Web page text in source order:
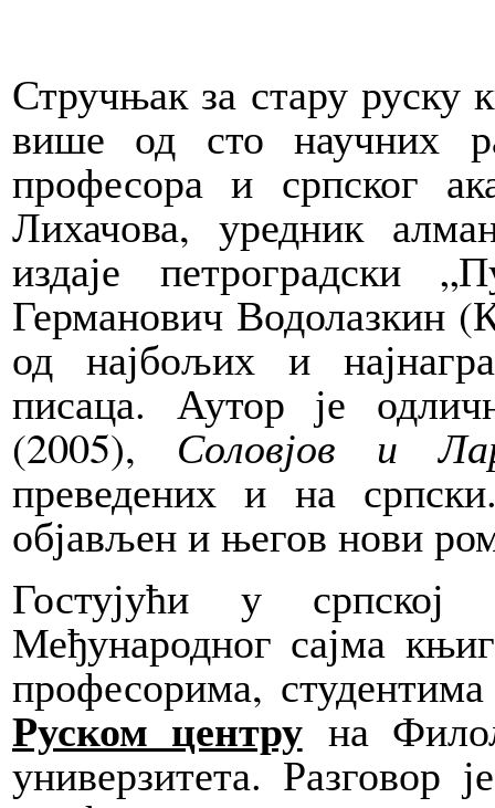
Стручњак за стару руску
више од сто научних
професора и српског
Лихачова, уредник
издаје петроградски
Германович Водолазкин
од најбољих и
писаца. Аутор је
(2005), Соловјов и
преведених и на
објављен и његов нови
Гостујући у српској
Међународног сајма
професорима,
Руском центруна
универзитета. Разговор